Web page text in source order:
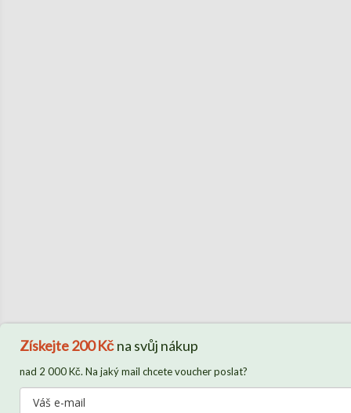
Získejte200 Kčna svůj nákup
nad 2 000 Kč. Na jaký mail chcete voucher poslat?